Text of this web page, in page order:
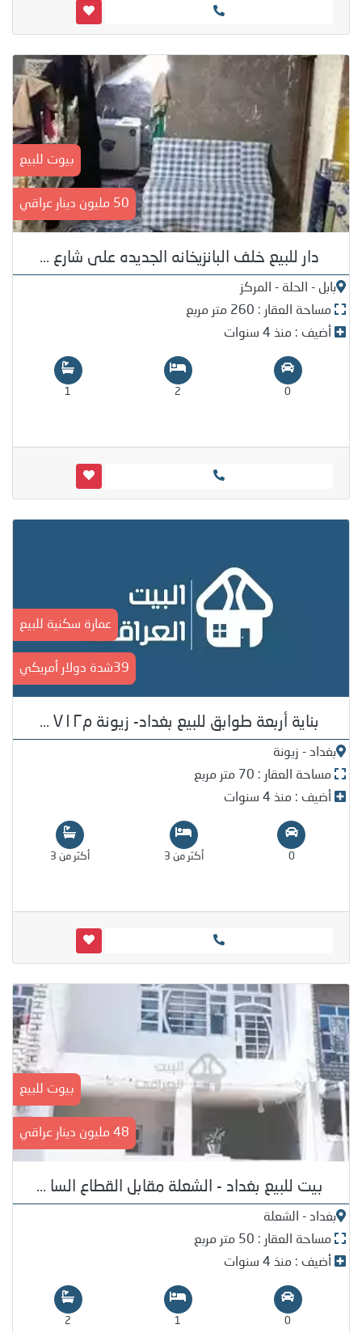
بيوت للبيع
50 مليون دينار عراقي
دار للبيع خلف البانزيخانه الجديده على شارع ...
بابل - الحلة - المركز
مساحة العقار : 260 متر مربع
أضيف : منذ 4 سنوات
0
2
1
عمارة سكنية للبيع
39شدة دولار أمريكي
بناية أربعة طوابق للبيع بغداد- زيونة م٧١٢ ...
بغداد - زيونة
مساحة العقار : 70 متر مربع
أضيف : منذ 4 سنوات
0 أكثر من 3 أكثر من 3
بيوت للبيع
48 مليون دينار عراقي
بيت للبيع بغداد - الشعلة مقابل القطاع السا ...
بغداد - الشعلة
مساحة العقار : 50 متر مربع
أضيف : منذ 4 سنوات
0
1
2